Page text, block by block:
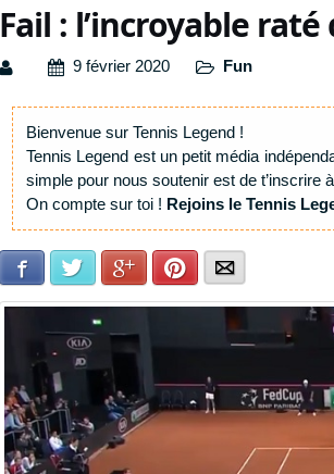
Fail : l’incroyable raté
9 février 2020 Fun
Bienvenue sur Tennis Legend !
Tennis Legend est un petit média
simple pour nous soutenir est de t’inscrire
On compte sur toi ! Rejoins le Tennis
Facebook Twitter Google+Pinterest